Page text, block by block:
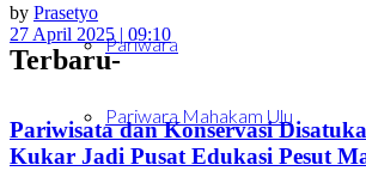
Pariwara
Pariwara Mahakam Ulu
by Prasetyo
27 April 2025 | 09:10
Terbaru-
Pariwisata dan Konservasi
Kukar Jadi Pusat Edukasi Pesut